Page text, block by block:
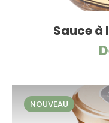
Sauce à
NOUVEAU